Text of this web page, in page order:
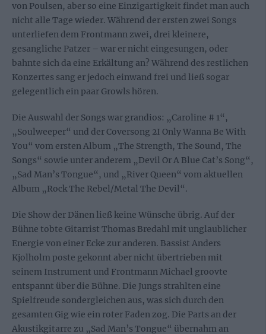
von Poulsen, aber so eine Einzigartigkeit findet man auch
nicht alle Tage wieder. Während der ersten zwei Songs
unterliefen dem Frontmann zwei, drei kleinere,
gesangliche Patzer – war er nicht eingesungen, oder
bahnte sich da eine Erkältung an? Während des restlichen
Konzertes sang er jedoch einwand frei und ließ sogar
gelegentlich ein paar Growls hören.
Die Auswahl der Songs war grandios: „Caroline # 1“,
„Soulweeper“ und der Coversong 2I Only Wanna Be With
You“ vom ersten Album „The Strength, The Sound, The
Songs“ sowie unter anderem „Devil Or A Blue Cat’s Song“,
„Sad Man’s Tongue“, und „River Queen“ vom aktuellen
Album „Rock The Rebel/Metal The Devil“.
Die Show der Dänen ließ keine Wünsche übrig. Auf der
Bühne tobte Gitarrist Thomas Bredahl mit unglaublicher
Energie von einer Ecke zur anderen. Bassist Anders
Kjolholm poste gekonnt aber nicht übertrieben mit
seinem Instrument und Frontmann Michael groovte
entspannt über die Bühne. Die Jungs strahlten eine
Spielfreude sondergleichen aus, was sich durch den
gesamten Gig wie ein roter Faden zog. Die Parts an der
Akustikgitarre zu „Sad Man’s Tongue“ übernahm an